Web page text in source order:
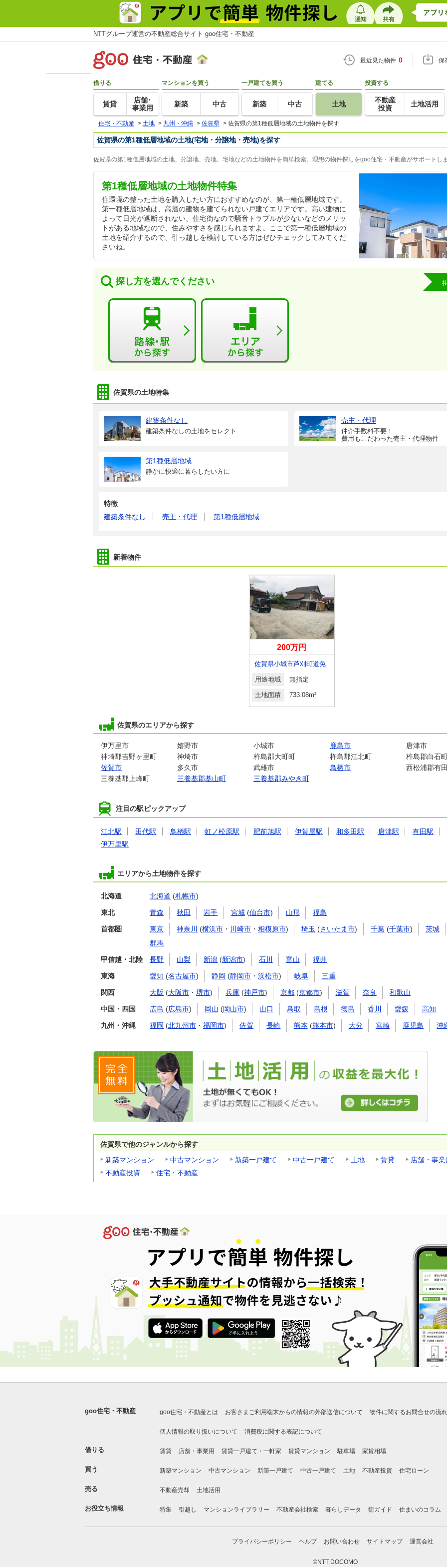
NTTグループ運営の不動産総合サイト goo住宅・不動産
最近見た物件 0 保
借りる
賃貸
店舗･
事業用
マンションを買う
新築 中古
一戸建てを買う
新築 中古
建てる
土地
投資する
不動産
投資
土地活用
住宅・不動産 > 土地 > 九州・沖縄 > 佐賀県 > 佐賀県の第1種低層地域の土地物件を探す
佐賀県の第1種低層地域の土地(宅地・分譲地・売地)を探す
佐賀県の第1種低層地域の土地、分譲地、売地、宅地などの土地物件を簡単検索。理想の物件探しをgoo住宅・不動産がサポートし
第1種低層地域の土地物件特集
住環境の整った土地を購入したい方におすすめなのが、第一種低層地域です。
第一種低層地域は、高層の建物を建てられない戸建てエリアです。高い建物に
よって日光が遮断されない、住宅街なので騒音トラブルが少ないなどのメリッ
トがある地域なので、住みやすさを感じられますよ。ここで第一種低層地域の
土地を紹介するので、引っ越しを検討している方はぜひチェックしてみてくだ
さいね。
探し方を選んでください
佐賀県の土地特集
建築条件なし
建築条件なしの土地をセレクト
売主・代理
仲介手数料不要！
費用もこだわった売主・代理物件
第1種低層地域
静かに快適に暮らしたい方に
特徴
建築条件なし
売主・代理 第1種低層地域
新着物件
200万円
佐賀県小城市芦刈町道免
用途地域 無指定
土地面積 733.08m²
200万円
用途地域
土地面積 733.08m²
佐賀県のエリアから探す
伊万里市 嬉野市 小城市 鹿島市
唐津市
神埼郡吉野ヶ里町
神埼市 杵島郡大町町 杵島郡江北町
杵島郡白石
佐賀市
多久市 武雄市 鳥栖市
西松浦郡有
三養基郡上峰町
三養基郡基山町 三養基郡みやき町
注目の駅ピックアップ
江北駅 田代駅 鳥栖駅 虹ノ松原駅 肥前旭駅 伊賀屋駅 和多田駅 唐津駅
有田駅
伊万里駅
エリアから土地物件を探す
北海道 北海道 (札幌市)
東北 青森 秋田 岩手 宮城(仙台市) 山形 福島
首都圏 東京 神奈川 (横浜市 ・ 川崎市 ・相模原市) 埼玉 (さいたま市) 千葉(千葉市)
茨城
群馬
甲信越・北陸 長野 山梨 新潟 (新潟市) 石川 富山 福井
東海 愛知 (名古屋市) 静岡 (静岡市 ・浜松市) 岐阜 三重
関西 大阪 (大阪市 ・ 堺市) 兵庫 (神戸市) 京都 (京都市) 滋賀 奈良 和歌山
中国・四国 広島 (広島市) 岡山 (岡山市) 山口 鳥取 島根 徳島 香川 愛媛 高知
九州・沖縄 福岡 (北九州市 ・ 福岡市) 佐賀 長崎 熊本 (熊本市) 大分 宮崎 鹿児島 沖
佐賀県で他のジャンルから探す
新築マンション
中古マンション 新築一戸建て 中古一戸建て 土地 賃貸
店舗・事業
不動産投資
住宅・不動産
goo住宅・不動産 goo住宅・不動産とは お客さまご利用端末からの情報の外部送信について 物件に関するお問合せの流れ
個人情報の取り扱いについて 消費税に関する表記について
借りる 賃貸 店舗・事業用 賃貸一戸建て・一軒家 賃貸マンション 駐車場 家賃相場
買う 新築マンション 中古マンション 新築一戸建て 中古一戸建て 土地 不動産投資 住宅ローン
売る 不動産売却 土地活用
お役立ち情報 特集 引越し マンションライブラリー 不動産会社検索 暮らしデータ 街ガイド 住まいのコラム
プライバシーポリシー ヘルプ お問い合わせ サイトマップ 運営会社
©NTT DOCOMO